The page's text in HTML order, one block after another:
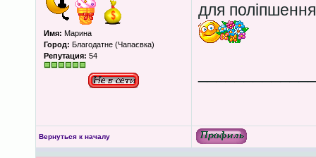
Имя: Марина
Город: Благодатне (Чапаєвка)
Репутация: 54
для
Вернуться к началу